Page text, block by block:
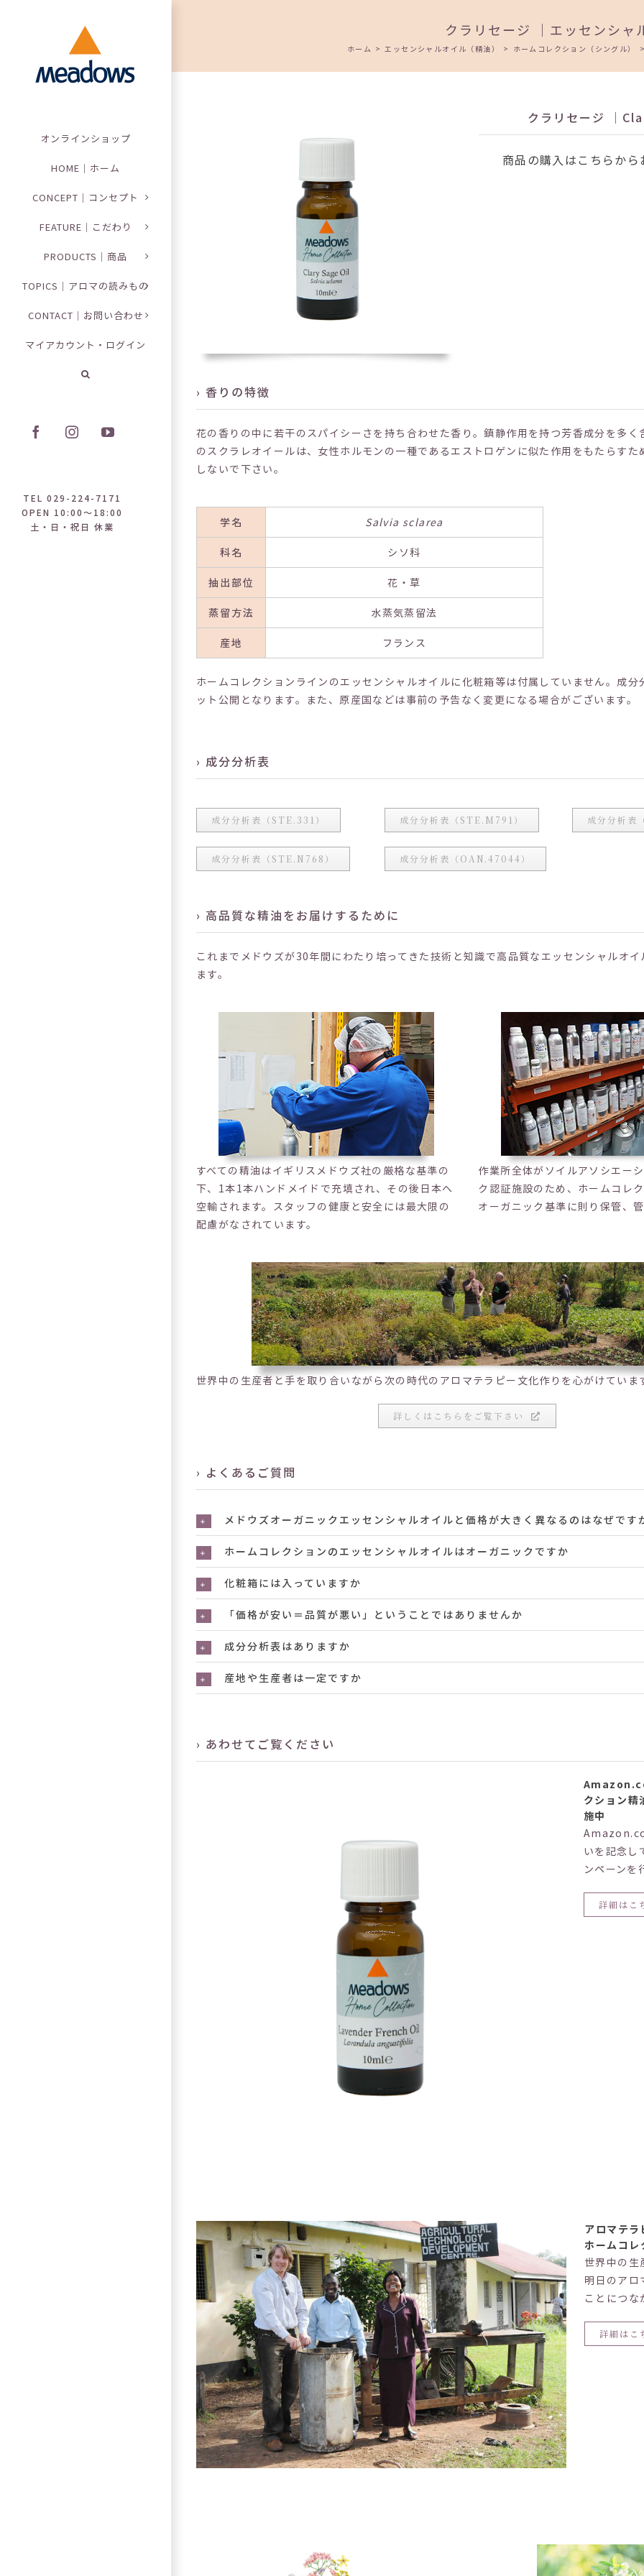
オンラインショップ
HOME｜ホーム
CONCEPT｜コンセプト
FEATURE｜こだわり
PRODUCTS｜商品
TOPICS｜アロマの読みもの
CONTACT｜お問い合わせ
マイアカウント・ログイン
TEL 029-224-7171
OPEN 10:00～18:00
土・日・祝日 休業
クラリセージ ｜エッセンシャ
ホーム > エッセンシャルオイル（精油） > ホームコレクション（シングル）
クラリセージ ｜
商品の購入はこちらか
› 香りの特徴
花の香りの中に若干のスパイシーさを持ち合わせた香り。鎮静作用を持つ芳香成分を多く
のスクラレオイールは、女性ホルモンの一種であるエストロゲンに似た作用をもたらすた
しないで下さい。
学名 Salvia sclarea
科名 シソ科
抽出部位 花・草
蒸留方法 水蒸気蒸留法
産地 フランス
ホームコレクションラインのエッセンシャルオイルに化粧箱等は付属していません。成分
ット公開となります。また、原産国などは事前の予告なく変更になる場合がございます。
› 成分分析表
成分分析表（STE.331） 成分分析表（STE.M791） 成分分析
成分分析表（STE.N768） 成分分析表（OAN.47044）
› 高品質な精油をお届けするために
これまでメドウズが30年間にわたり培ってきた技術と知識で高品質なエッセンシャルオ
ます。
すべての精油はイギリスメドウズ社の厳格な基準の
下、1本1本ハンドメイドで充填され、その後日本へ
空輸されます。スタッフの健康と安全には最大限の
配慮がなされています。
作業所全体がソイルアソシエー
ク認証施設のため、ホームコレ
オーガニック基準に則り保管、
世界中の生産者と手を取り合いながら次の時代のアロマテラピー文化作りを心がけていま
詳しくはこちらをご覧下さい
› よくあるご質問
メドウズオーガニックエッセンシャルオイルと価格が大きく異なるのはなぜです
ホームコレクションのエッセンシャルオイルはオーガニックですか
化粧箱には入っていますか
「価格が安い＝品質が悪い」ということではありませんか
成分分析表はありますか
産地や生産者は一定ですか
› あわせてご覧ください
クション精
施中
いを記念し
ンペーンを
詳細はこ
アロマテ
ホームコレ
世界中の生
明日のアロ
ことにつな
詳細はこ